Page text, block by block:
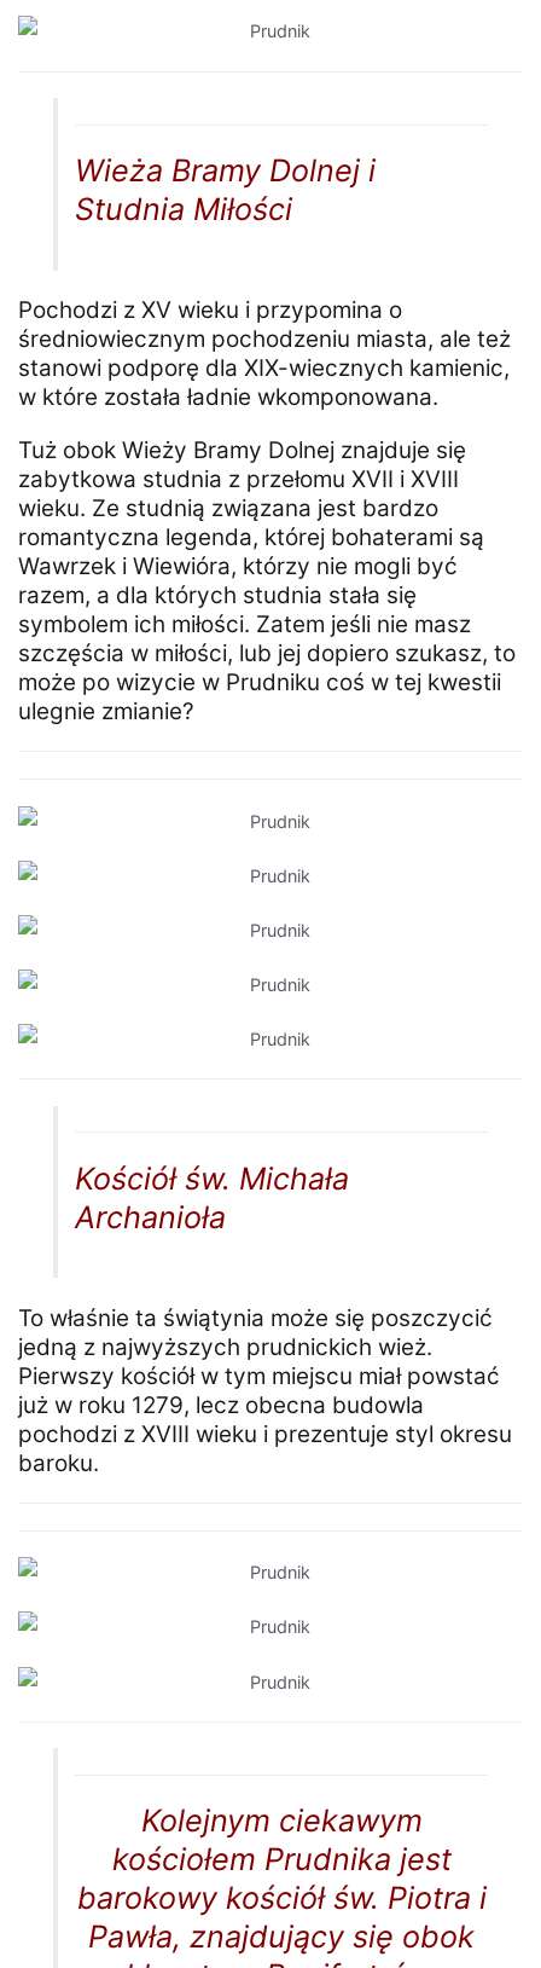
Wieża Bramy Dolnej i
Studnia Miłości
Pochodzi z XV wieku i przypomina o
średniowiecznym pochodzeniu miasta, ale też
stanowi podporę dla XIX-wiecznych kamienic,
w które została ładnie wkomponowana.
Tuż obok Wieży Bramy Dolnej znajduje się
zabytkowa studnia z przełomu XVII i XVIII
wieku. Ze studnią związana jest bardzo
romantyczna legenda, której bohaterami są
Wawrzek i Wiewióra, którzy nie mogli być
razem, a dla których studnia stała się
symbolem ich miłości. Zatem jeśli nie masz
szczęścia w miłości, lub jej dopiero szukasz, to
może po wizycie w Prudniku coś w tej kwestii
ulegnie zmianie?
Kościół św. Michała
Archanioła
To właśnie ta świątynia może się poszczycić
jedną z najwyższych prudnickich wież.
Pierwszy kościół w tym miejscu miał powstać
już w roku 1279, lecz obecna budowla
pochodzi z XVIII wieku i prezentuje styl okresu
baroku.
Kolejnym ciekawym
kościołem Prudnika jest
barokowy kościół św. Piotra i
Pawła, znajdujący się obok